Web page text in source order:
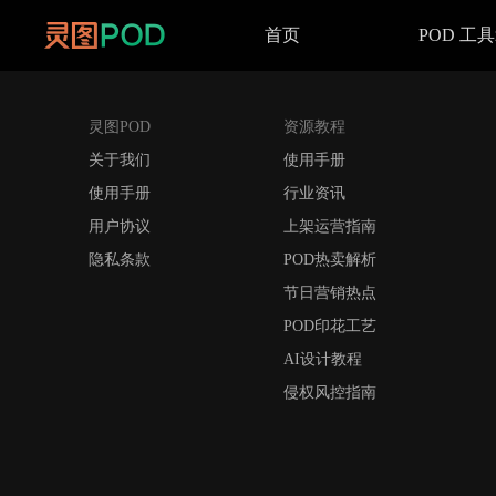
首页 POD 工
灵图POD
关于我们
使用手册
用户协议
隐私条款
资源教程
使用手册
行业资讯
上架运营指南
POD热卖解析
节日营销热点
POD印花工艺
AI设计教程
侵权风控指南